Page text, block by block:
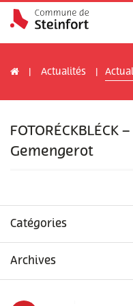
Actualités
Gemengerot
Catégories
Archives